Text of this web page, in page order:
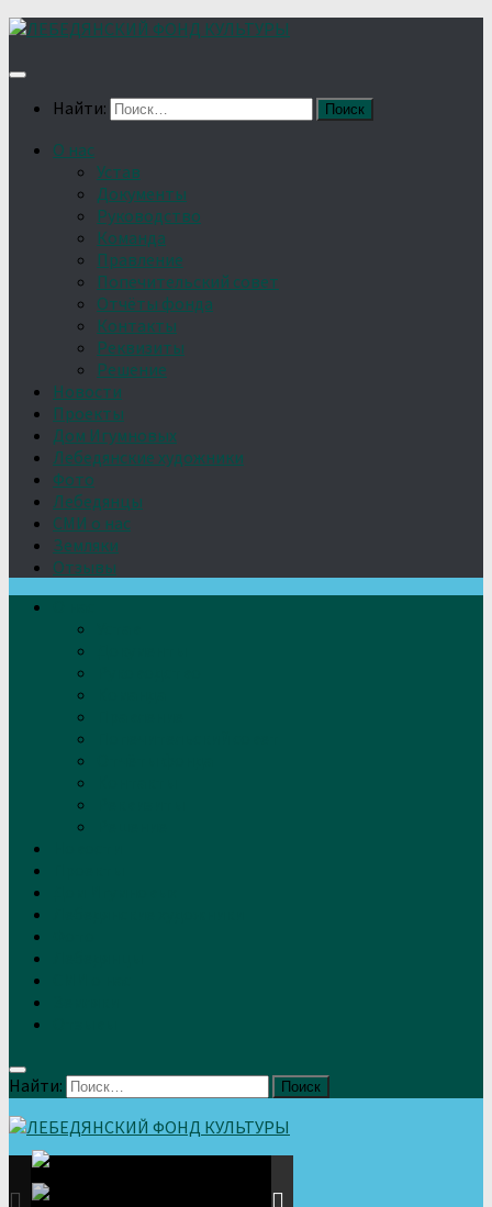
Найти:
О нас
Устав
Документы
Руководство
Команда
Правление
Попечительский совет
Отчёты фонда
Контакты
Реквизиты
Решение
Новости
Проекты
Дом Игумновых
Лебедянские художники
Фото
Лебедянцы
СМИ о нас
Земляки
Отзывы
Найти: